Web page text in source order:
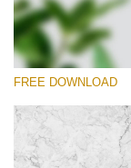
FREE DOWNLOAD